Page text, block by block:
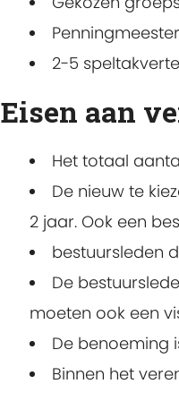
2-5
Eisen aan
Het totaal
De nieuw te
2 jaar. Ook een
bestuursleden
De
moeten ook een
De benoeming
Binnen het